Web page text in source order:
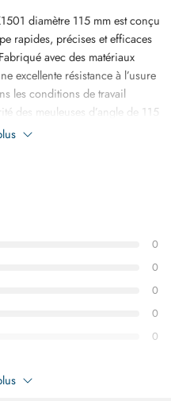
diamètre 115 mm est conçu
rapides, précises et efficaces
avec des matériaux
excellente résistance à l’usure
les conditions de travail
des meuleuses d’angle de 115
avec un minimum d’effort et
maintenance, de serrurerie
il constitue un accessoire
WADFOW Disque
en Tunisie.
0
0
0
0
0
sur “WADFOW Disque diam